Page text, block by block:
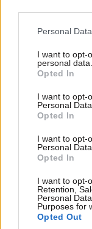
Please note that
not limited to your
grant or deny
use your data for
consent section.
Personal
I want to opt-
personal data.
Opted In
I want to opt-
Personal Data.
Opted In
I want to opt-
Personal
Opted In
I want to opt-
Retention,
Personal
Purposes for
Opted Out
Xαρακτήρες: 0/
Διαβάστε και
TRENDING